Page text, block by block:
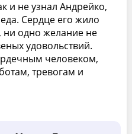
и не узнал Андрейко,
Сердце его жило
ни одно желание не
удовольствий.
человеком,
тревогам и